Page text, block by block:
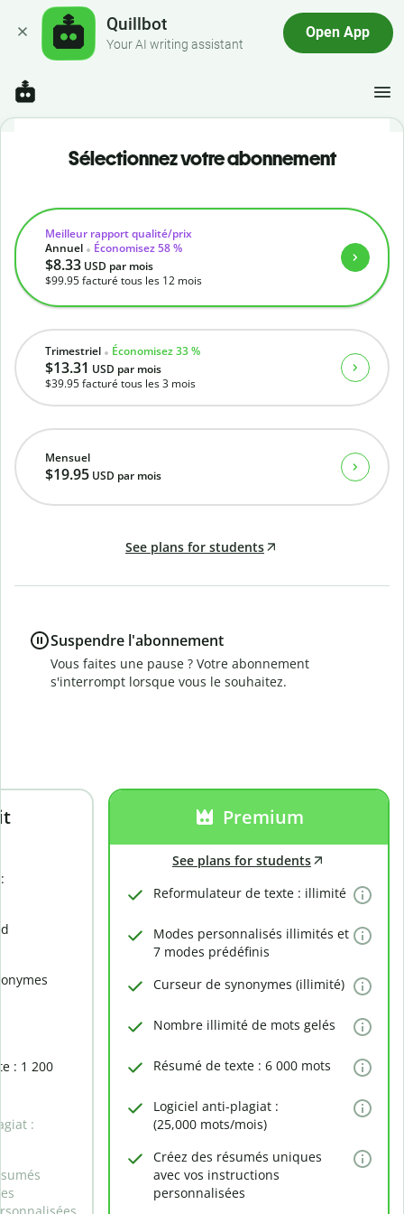
Quillbot
Your AI writing assistant
Open App
: 1 200
:
Premium
See plans for students
Reformulateur de texte : illimité
Modes personnalisés illimités et
7 modes prédéfinis
Curseur de synonymes (illimité)
Nombre illimité de mots gelés
Résumé de texte : 6 000 mots
Logiciel anti-plagiat :
(25,000 mots/mois)
Créez des résumés uniques
avec vos instructions
personnalisées
Sélectionnez votre abonnement
Mensuel
$19.95 USD par mois
Trimestriel Économisez 33 %
$13.31 USD par mois
$39.95facturé tous les 3 mois
Meilleur rapport qualité/prix
Annuel
Économisez 58 %
$8.33 USD par mois
$99.95facturé tous les 12 mois
See plans for students
Suspendre l'abonnement
Vous faites une pause ? Votre abonnement
s'interrompt lorsque vous le souhaitez.